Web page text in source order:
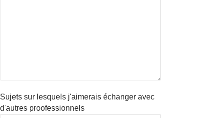
Sujets sur lesquels j'aimerais échanger avec
d'autres proofessionnels